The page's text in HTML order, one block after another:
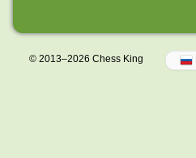
© 2013–2026 Chess King